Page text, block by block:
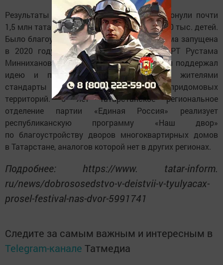
Результаты программы «Наш двор» затронули почти
1,5 млн татарстанцев, в том числе более 300 тыс. детей.
Было благоустроено 5 174 двора. Программа запущена
в 2020 году по поручению Президента РТ Рустама
Минниханова (с 2023 года — Раиса РТ). Он поддержал
идею и поручил партии обсудить с жителями
стандарты обустройства придомовых
территорий. 5 лет Татарстанское региональное
отделение партии «Единая Россия» реализует
республиканскую программу «Наш двор»
по благоустройству дворов многоквартирных домов
в Татарстане, аналогов которой нет в других регионах.
Подробнее: https://www. tatar-inform.
ru/news/dobrososedstvo-v-deistvii-v-tyulyacax-
prosel-festival-nas-dvor-5991741
Следите за самым важным и интересным в
Telegram-канале Татмедиа